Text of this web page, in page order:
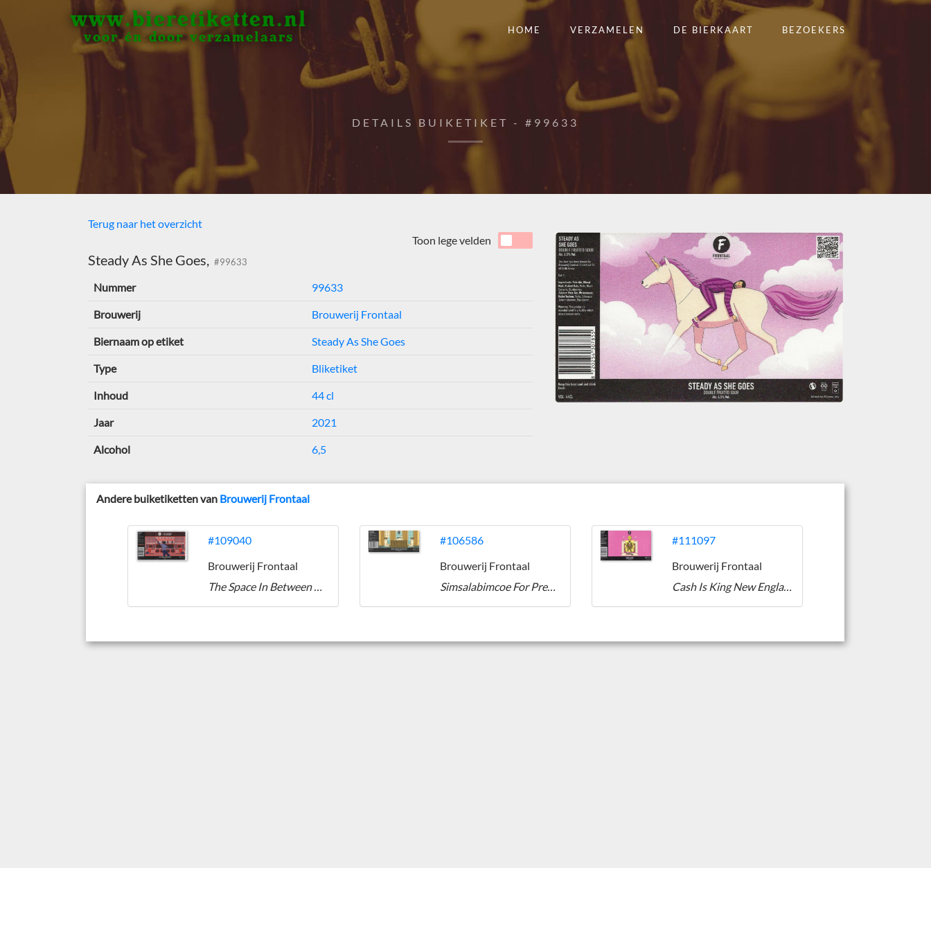
www.bieretiketten.nl
voor én door verzamelaars
HOME VERZAMELEN DE BIERKAART BEZOEKERS
DETAILS BUIKETIKET - #99633
Terug naar het overzicht
Steady As She Goes, #99633
Toon lege velden
Nummer 99633
Brouwerij Brouwerij Frontaal
Biernaam op etiket Steady As She Goes
Type Bliketiket
Inhoud 44 cl
Jaar 2021
Alcohol 6,5
Andere buiketiketten van Brouwerij Frontaal
#109040
Brouwerij Frontaal
The Space In Between NEIPA
#106586
Brouwerij Frontaal
Simsalabimcoe For President
#111097
Brouwerij Frontaal
Cash Is King New England Double IPA